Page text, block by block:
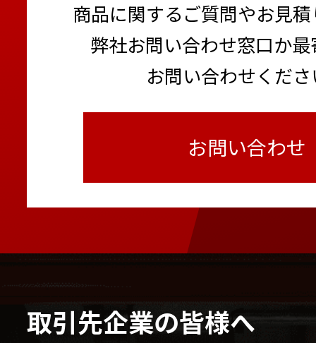
商品に関するご質問やお見
弊社お問い合わせ窓口か
お問い合わせくだ
お問い合わせ
取引先企業の皆様へ